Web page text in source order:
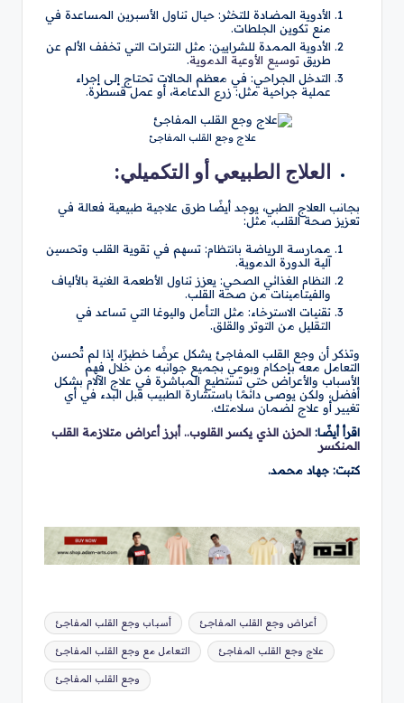
الأدوية المضادة للتخثر: حيال تناول الأسبرين المساعدة في
منع تكوين الجلطات.
الأدوية الممدة للشرايين: مثل النترات التي تخفف الألم عن
طريق توسيع الأوعية الدموية.
التدخل الجراحي: في معظم الحالات تحتاج إلى إجراء
عملية جراحية مثل: زرع الدعامة، أو عمل قسطرة.
علاج وجع القلب المفاجئ
العلاج الطبيعي أو التكميلي:
بجانب العلاج الطبي، يوجد أيضًا طرق علاجية طبيعية فعالة في
تعزيز صحة القلب، مثل:
ممارسة الرياضة بانتظام: تسهم في تقوية القلب وتحسين
آلية الدورة الدموية.
النظام الغذائي الصحي: يعزز تناول الأطعمة الغنية بالألياف
والفيتامينات من صحة القلب.
تقنيات الاسترخاء: مثل التأمل واليوغا التي تساعد في
التقليل من التوتر والقلق.
وتذكر أن وجع القلب المفاجئ يشكل عرضًا خطيرًا، إذا لم تُحسن
التعامل معه بإحكام وبوعي بجميع جوانبه من خلال فهم
الأسباب والأعراض حتى تستطيع المباشرة في علاج الآلام بشكل
أفضل، ولكن يوصى دائمًا باستشارة الطبيب قبل البدء في أي
تغيير أو علاج لضمان سلامتك.
اقرأ أيضًا: الحزن الذي يكسر القلوب.. أبرز أعراض متلازمة القلب
المنكسر
كتبت: جهاد محمد.
العلامات:
أسباب وجع القلب المفاجئ أعراض وجع القلب المفاجئ
التعامل مع وجع القلب المفاجئ علاج وجع القلب المفاجئ
وجع القلب المفاجئ